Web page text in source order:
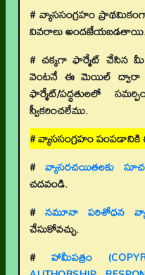
# వ్యాససంగ్రహం
వివరాలు
# చక్కగా ఫార్మేట్ చేసిన మీ
వెంటనే ఈ మెయిల్ ద్వారా
ఫార్మేట్/పద్ధతులలో
స్వీకరించలేము.
# వ్యాససంగ్రహం పంపడానికి
# వ్యాసరచయితలకు
చదవండి.
# నమూనా పరిశోధన
చేసుకోవచ్చు.
# హామీపత్రం